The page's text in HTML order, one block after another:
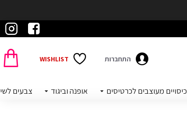
התחברות WISHLIST
כיסויים מעוצבים לכרטיסים אופנה וביגוד צבעים